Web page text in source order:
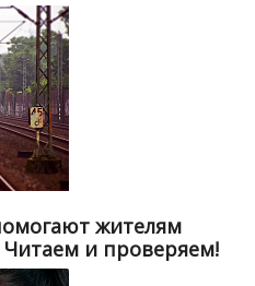
жителям
и проверяем!